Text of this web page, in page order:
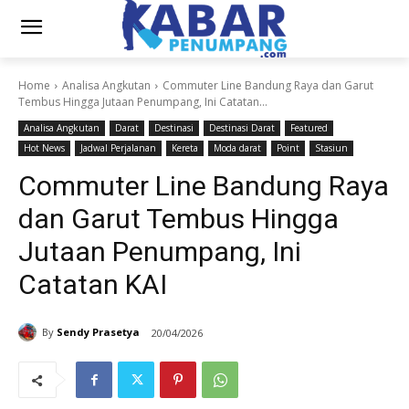
Home Analisa Angkutan
Commuter Line Bandung Raya dan Garut
Tembus Hingga Jutaan Penumpang, Ini Catatan...
Analisa Angkutan Darat Destinasi Destinasi Darat
Featured
Hot News
Jadwal Perjalanan Kereta Moda darat Point Stasiun
Commuter Line Bandung Raya
dan Garut Tembus Hingga
Jutaan Penumpang, Ini
Catatan KAI
By Sendy Prasetya 20/04/2026